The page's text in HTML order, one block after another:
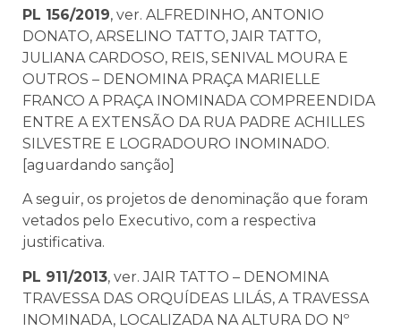
PL 156/2019, ver. ALFREDINHO, ANTONIO
DONATO, ARSELINO TATTO, JAIR TATTO,
JULIANA CARDOSO, REIS, SENIVAL MOURA E
OUTROS – DENOMINA PRAÇA MARIELLE
FRANCO A PRAÇA INOMINADA COMPREENDIDA
ENTRE A EXTENSÃO DA RUA PADRE ACHILLES
SILVESTRE E LOGRADOURO INOMINADO.
[aguardando sanção]
A seguir, os projetos de denominação que foram
vetados pelo Executivo, com a respectiva
justificativa.
PL 911/2013, ver. JAIR TATTO – DENOMINA
TRAVESSA DAS ORQUÍDEAS LILÁS, A TRAVESSA
INOMINADA, LOCALIZADA NA ALTURA DO Nº